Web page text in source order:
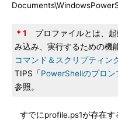
＊1
プロファイルとは、起
み込み、実行するための機
コマンド＆スクリプティン
TIPS「PowerShellのプロ
参照。
すでにprofile.ps1が存在す